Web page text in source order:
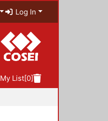
Log In
My List[0]